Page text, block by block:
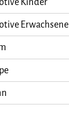
Erwachsene